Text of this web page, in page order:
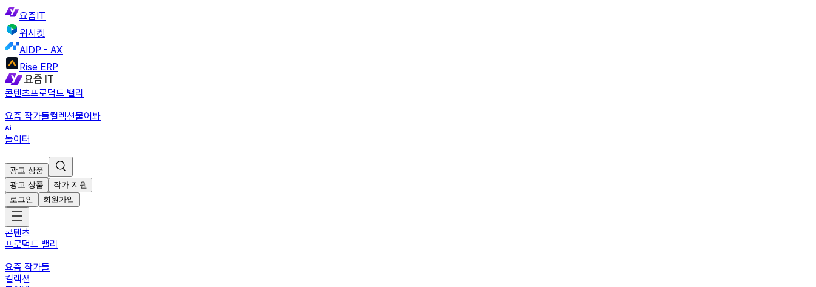
요즘IT
위시켓
AIDP - AX
Rise ERP
콘텐츠프로덕트 밸리
요즘 작가들컬렉션물어봐
놀이터
광고 상품
광고 상품
작가 지원
로그인
회원가입
콘텐츠
프로덕트 밸리
요즘 작가들
컬렉션